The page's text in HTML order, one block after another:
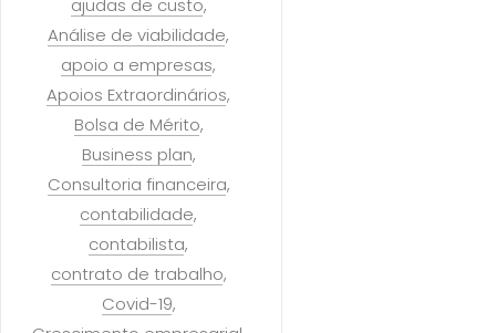
ajudas de custo
Análise de viabilidade
apoio a empresas
Apoios Extraordinários
Bolsa de Mérito
Business plan
Consultoria financeira
contabilidade
contabilista
contrato de trabalho
Covid-19